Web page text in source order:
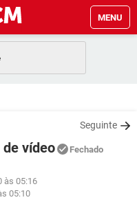
MENU
Seguinte
vídeo Fechado
às 05:16
05:10